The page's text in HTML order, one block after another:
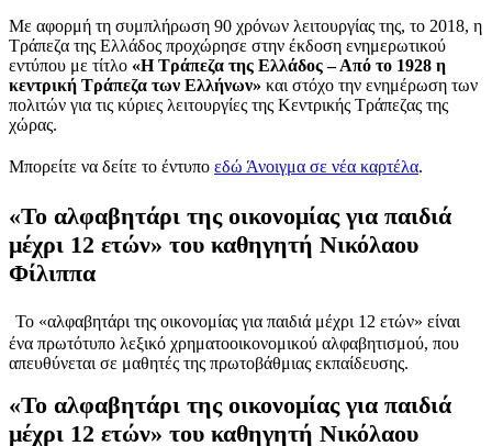
Με αφορμή τη συμπλήρωση 90 χρόνων λειτουργίας της, το 2018, η
Τράπεζα της Ελλάδος προχώρησε στην έκδοση ενημερωτικού
εντύπου με τίτλο «ΗΤράπεζα της Ελλάδος – Από το 1928 η
κεντρική Τράπεζα των Ελλήνων» και στόχο την ενημέρωση των
πολιτών για τις κύριες λειτουργίες της Κεντρικής Τράπεζας της
χώρας.
Μπορείτε να δείτε το έντυπο εδώ Άνοιγμα σε νέα καρτέλα.
«Το αλφαβητάρι της οικονομίας για παιδιά
μέχρι 12 ετών» του καθηγητή Νικόλαου
Φίλιππα
Το «αλφαβητάρι της οικονομίας για παιδιά μέχρι 12 ετών» είναι
ένα πρωτότυπο λεξικό χρηματοοικονομικού αλφαβητισμού, που
απευθύνεται σε μαθητές της πρωτοβάθμιας εκπαίδευσης.
«Το αλφαβητάρι της οικονομίας για παιδιά
μέχρι 12 ετών» του καθηγητή Νικόλαου